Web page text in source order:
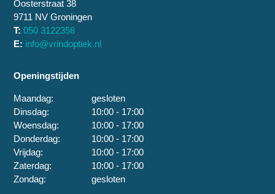
Oosterstraat 38
9711 NV Groningen
T: 050 3122358
E: info@vrindoptiek.nl
Openingstijden
Maandag:
gesloten
Dinsdag:
10:00 - 17:00
Woensdag:
10:00 - 17:00
Donderdag:
10:00 - 17:00
Vrijdag:
10:00 - 17:00
Zaterdag:
10:00 - 17:00
Zondag:
gesloten